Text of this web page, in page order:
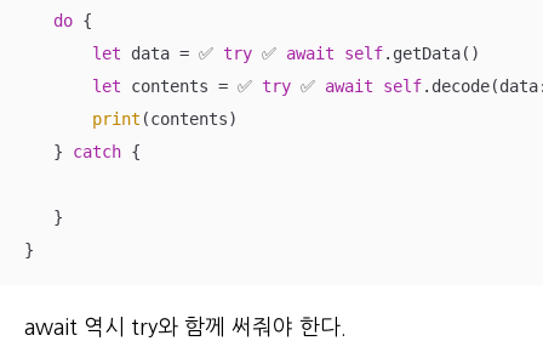
do {
let data = ✅ try ✅ await self.getData()
let contents = ✅ try ✅ await self
print (contents)
   }
catch {
   }
}
await 역시 try와 함께 써줘야 한다.